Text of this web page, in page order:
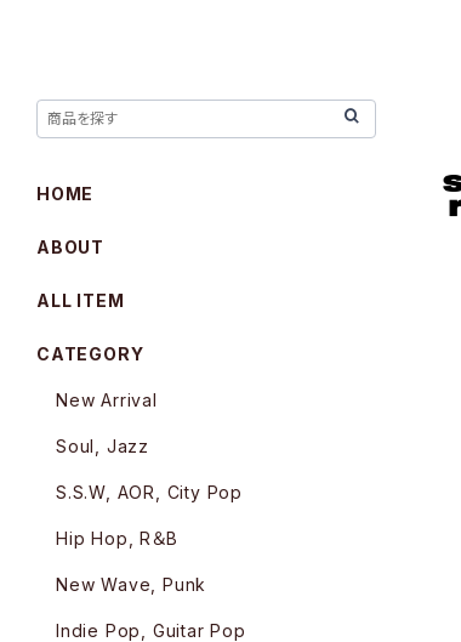
HOME
ABOUT
ALL ITEM
CATEGORY
New Arrival
Soul, Jazz
S.S.W, AOR, City Pop
Hip Hop, R＆B
New Wave, Punk
Indie Pop, Guitar Pop